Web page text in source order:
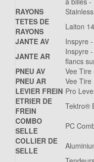
RAYONS
TETES DE
RAYONS
Laiton
JANTE AV
Inspyre
JANTE AR
Inspyre
flancs
PNEU AV
Vee
PNEU AR
Vee
LEVIER FREIN Pro
ETRIER DE
FREIN
Tektro®
COMBO
SELLE
PC
COLLIER DE
SELLE